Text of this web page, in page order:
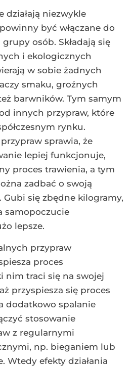
działają niezwykle
być włączane do
osób. Składają się
i ekologicznych
w sobie żadnych
smaku, groźnych
barwników. Tym samym
innych przypraw, które
rynku.
sprawia, że
lepiej funkcjonuje,
proces trawienia, a tym
zadbać o swoją
Gubi się zbędne kilogramy,
samopoczucie
lepsze.
przypraw
proces
nim traci się na swojej
przyspiesza się proces
dodatkowo spalanie
stosowanie
z regularnymi
np. bieganiem lub
Wtedy efekty działania